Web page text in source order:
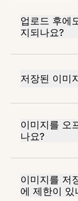
업로드 후에
지되나요?
저장된 이미
이미지를 오
나요?
이미지를 저
에 제한이 있